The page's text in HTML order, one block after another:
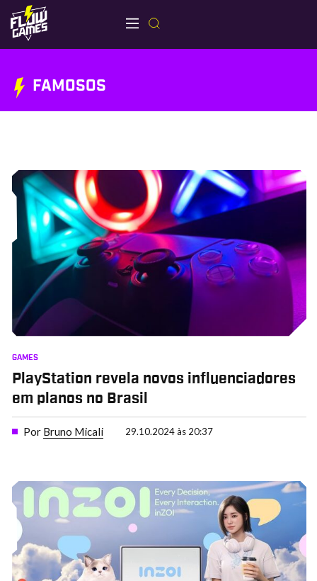
FAMOSOS
GAMES
PlayStation revela novos influenciadores
em planos no Brasil
Por Bruno Micali 29.10.2024 às 20:37